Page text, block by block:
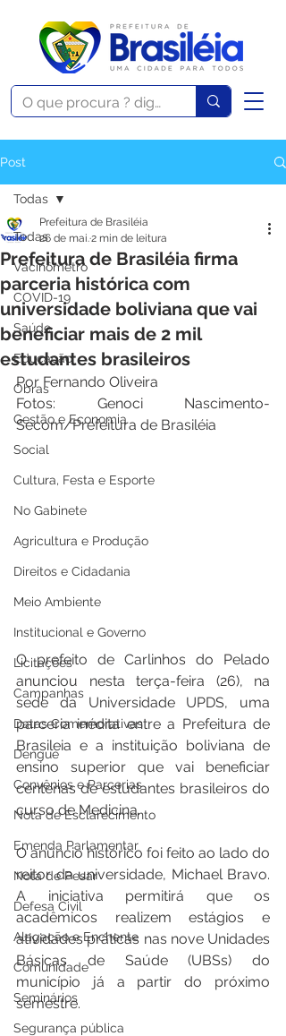
Post
Todas
Vacinômetro
COVID-19
Saúde
Educação
Obras
Gestão e Economia
Social
Cultura, Festa e Esporte
No Gabinete
Agricultura e Produção
Direitos e Cidadania
Meio Ambiente
Institucional e Governo
Licitações
Campanhas
Datas Comemorativas
Dengue
Convênios e Parcerias
Nota de Esclarecimento
Emenda Parlamentar
Nota de Pesar
Defesa Civil
Alagação e Enchente
Comunidade
Seminários
Segurança pública
Todas
Prefeitura de Brasiléia firma
parceria histórica com
universidade boliviana que vai
beneficiar mais de 2 mil
estudantes brasileiros
Prefeitura de Brasiléia
26 de mai.2 min de leitura
Por Fernando Oliveira
Fotos: Genoci Nascimento-
Secom/Prefeitura de Brasiléia
O prefeito de Carlinhos do Pelado
anunciou nesta terça-feira (26), na
sede da Universidade UPDS, uma
parceria inédita entre a Prefeitura de
Brasileia e a instituição boliviana de
ensino superior que vai beneficiar
centenas de estudantes brasileiros do
curso de Medicina.
O anúncio histórico foi feito ao lado do
reitor da universidade, Michael Bravo.
A iniciativa permitirá que os
acadêmicos realizem estágios e
atividades práticas nas nove Unidades
Básicas de Saúde (UBSs) do
município já a partir do próximo
semestre.